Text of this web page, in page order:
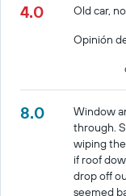
4.0
Old car,
Opinión
8.0
Window
through.
wiping
if roof
drop off
seemed